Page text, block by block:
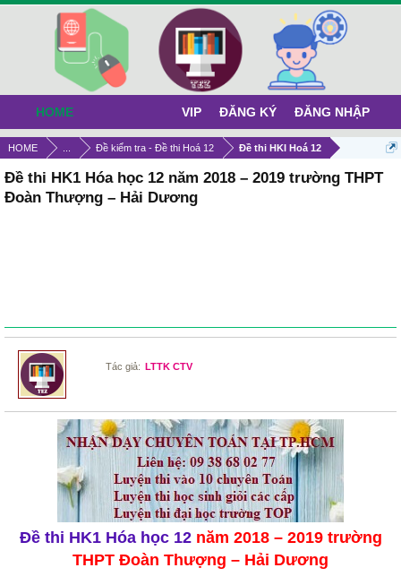
HOME Đề kiểm tra - Đề thi Hoá 12 Đề thi HKI Hoá 12
Đề thi HK1 Hóa học 12 năm 2018 – 2019 trường THPT
Đoàn Thượng – Hải Dương
Tác giả: LTTK CTV
Đề thi HK1 Hóa học 12năm 2018 – 2019 trường
THPT Đoàn Thượng – Hải Dương
HOME VIP ĐĂNG KÝ ĐĂNG NHẬP